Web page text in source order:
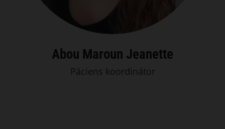
Abou Maroun Jeanette
Páciens koordinátor